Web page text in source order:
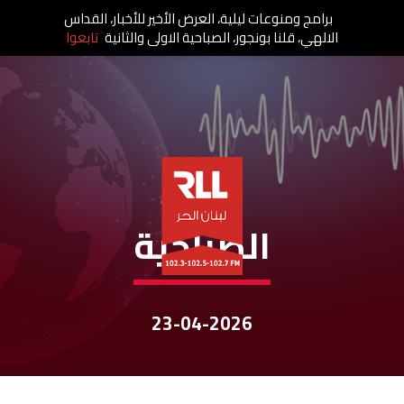
نشرات الأخبار
الصباحية
23-04-2026
برامج ومنوعات ليلية، العرض الأخير للأخبار، القداس
الالهي، قلنا بونجور، الصباحية الاولى والثانية تابعوا